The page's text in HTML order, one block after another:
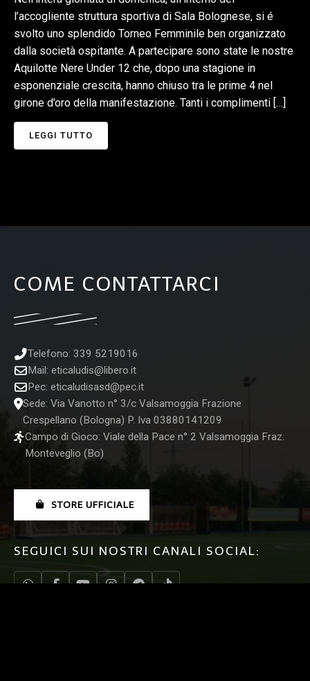
l’accogliente struttura sportiva di Sala Bolognese, si é
svolto uno splendido Torneo Femminile ben organizzato
dalla società ospitante. A partecipare sono state le nostre
Aquilotte Nere Under 12 che, dopo una stagione in
esponenziale crescita, hanno chiuso tra le prime 4 nel
girone d’oro della manifestazione. Tanti i complimenti […]
LEGGI TUTTO
COME CONTATTARCI
Telefono: 339 5219016
Mail: eticaludis@libero.it
Pec: eticaludisasd@pec.it
Sede: Via Vanotto n° 3/c Valsamoggia Frazione
Crespellano (Bologna) P. Iva 03880141209
Campo di Gioco: Viale della Pace n° 2 Valsamoggia Fraz.
Monteveglio (Bo)
STORE UFFICIALE
SEGUICI SUI NOSTRI CANALI SOCIAL: